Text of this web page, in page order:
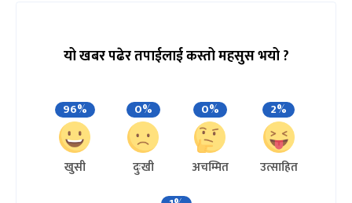
यो खबर पढेर तपाईलाई कस्तो महसुस भयो ?
96%
खुसी
0%
दुःखी
0%
अचम्मित
2%
उत्साहित